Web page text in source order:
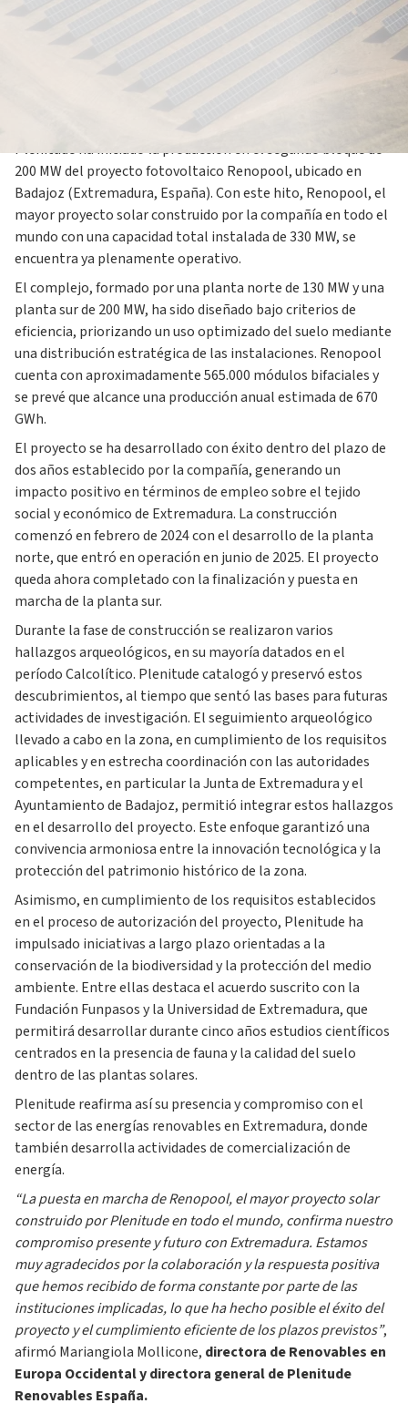
Con la entrada en operación del bloque sur de 200 MW, la
planta alcanza su plena operatividad con una capacidad
La compañía cuenta actualmente con aproximadamente
Plenitude ha iniciado la producción en el segundo bloque de
200 MW del proyecto fotovoltaico Renopool, ubicado en
Badajoz (Extremadura, España). Con este hito, Renopool, el
mayor proyecto solar construido por la compañía en todo el
mundo con una capacidad total instalada de 330 MW, se
encuentra ya plenamente operativo.
El complejo, formado por una planta norte de 130 MW y una
planta sur de 200 MW, ha sido diseñado bajo criterios de
eficiencia, priorizando un uso optimizado del suelo mediante
una distribución estratégica de las instalaciones. Renopool
cuenta con aproximadamente 565.000 módulos bifaciales y
se prevé que alcance una producción anual estimada de 670
GWh.
El proyecto se ha desarrollado con éxito dentro del plazo de
dos años establecido por la compañía, generando un
impacto positivo en términos de empleo sobre el tejido
social y económico de Extremadura. La construcción
comenzó en febrero de 2024 con el desarrollo de la planta
norte, que entró en operación en junio de 2025. El proyecto
queda ahora completado con la finalización y puesta en
marcha de la planta sur.
Durante la fase de construcción se realizaron varios
hallazgos arqueológicos, en su mayoría datados en el
período Calcolítico. Plenitude catalogó y preservó estos
descubrimientos, al tiempo que sentó las bases para futuras
actividades de investigación. El seguimiento arqueológico
llevado a cabo en la zona, en cumplimiento de los requisitos
aplicables y en estrecha coordinación con las autoridades
competentes, en particular la Junta de Extremadura y el
Ayuntamiento de Badajoz, permitió integrar estos hallazgos
en el desarrollo del proyecto. Este enfoque garantizó una
convivencia armoniosa entre la innovación tecnológica y la
protección del patrimonio histórico de la zona.
Asimismo, en cumplimiento de los requisitos establecidos
en el proceso de autorización del proyecto, Plenitude ha
impulsado iniciativas a largo plazo orientadas a la
conservación de la biodiversidad y la protección del medio
ambiente. Entre ellas destaca el acuerdo suscrito con la
Fundación Funpasos y la Universidad de Extremadura, que
permitirá desarrollar durante cinco años estudios científicos
centrados en la presencia de fauna y la calidad del suelo
dentro de las plantas solares.
Plenitude reafirma así su presencia y compromiso con el
sector de las energías renovables en Extremadura, donde
también desarrolla actividades de comercialización de
energía.
“La puesta en marcha de Renopool, el mayor proyecto solar
construido por Plenitude en todo el mundo, confirma nuestro
compromiso presente y futuro con Extremadura. Estamos
muy agradecidos por la colaboración y la respuesta positiva
que hemos recibido de forma constante por parte de las
instituciones implicadas, lo que ha hecho posible el éxito del
proyecto y el cumplimiento eficiente de los plazos previstos”,
afirmó Mariangiola Mollicone, directora de Renovables en
Europa Occidental y directora general de Plenitude
Renovables España.